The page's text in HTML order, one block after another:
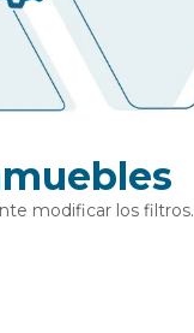
modificar los filtros.